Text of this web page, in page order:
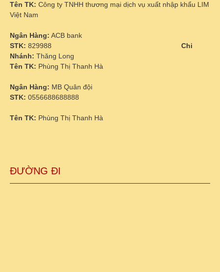
Tên TK: Công ty TNHH thương mại dịch vụ xuất nhập khẩu LIM
Việt Nam
Ngân Hàng: ACB bank
STK: 829988 Chi
Nhánh: Thăng Long
Tên TK: Phùng Thị Thanh Hà
Ngân Hàng: MB Quân đội
STK: 0556688688888
Tên TK: Phùng Thị Thanh Hà
ĐƯỜNG ĐI